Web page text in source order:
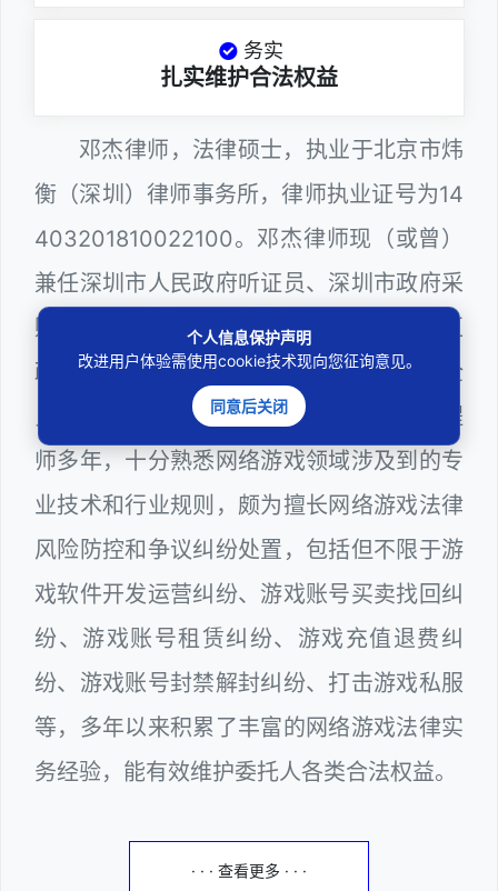
务实
扎实维护合法权益
邓杰律师，法律硕士，执业于北京市炜
衡（深圳）律师事务所，律师执业证号为14
403201810022100。邓杰律师现（或曾）
兼任深圳市人民政府听证员、深圳市政府采
购评审专家（法律类），曾担任深圳市某区
政府系统公职律师、计算机信息网络安全
员、WEB前端开发和WEB服务器维护工程
师多年，十分熟悉网络游戏领域涉及到的专
业技术和行业规则，颇为擅长网络游戏法律
风险防控和争议纠纷处置，包括但不限于游
戏软件开发运营纠纷、游戏账号买卖找回纠
纷、游戏账号租赁纠纷、游戏充值退费纠
纷、游戏账号封禁解封纠纷、打击游戏私服
等，多年以来积累了丰富的网络游戏法律实
务经验，能有效维护委托人各类合法权益。
· · · 查看更多 · · ·
个人信息保护声明
改进用户体验需使用cookie技术现向您征询意见。
同意后关闭